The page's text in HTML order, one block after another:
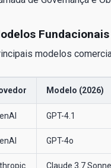
Fundacionais
modelos
Modelo (2026)
GPT-4.1
GPT-4o
Claude 3.7